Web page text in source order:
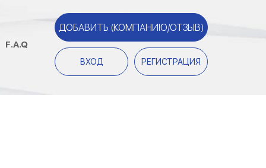
F.A.Q
ДОБАВИТЬ (КОМПАНИЮ/ОТЗЫВ)
ВХОД РЕГИСТРАЦИЯ